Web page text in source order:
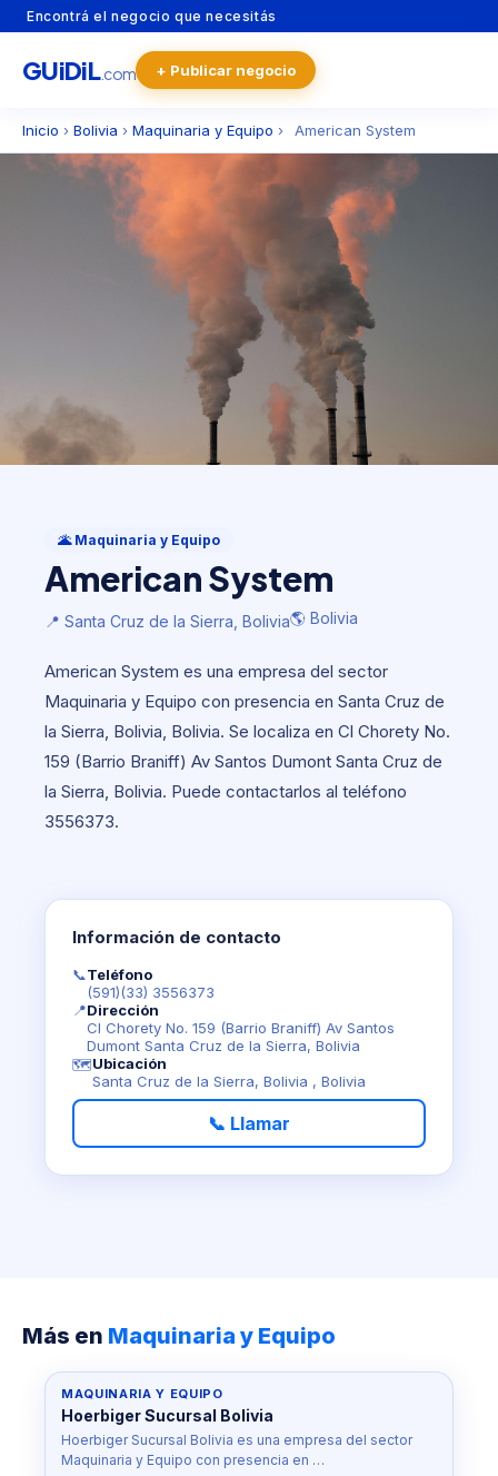
Encontrá el negocio que necesitás
GUiDiL.com + Publicar negocio
Inicio › Bolivia › Maquinaria y Equipo › American System
American System
📍 Santa Cruz de la Sierra, Bolivia🌎 Bolivia
🌋 Maquinaria y Equipo
American System
📍 Santa Cruz de la Sierra, Bolivia🌎 Bolivia
American System es una empresa del sector
Maquinaria y Equipo con presencia en Santa Cruz de
la Sierra, Bolivia, Bolivia. Se localiza en Cl Chorety No.
159 (Barrio Braniff) Av Santos Dumont Santa Cruz de
la Sierra, Bolivia. Puede contactarlos al teléfono
3556373.
Información de contacto
📞Teléfono
(591)(33) 3556373
📍Dirección
Cl Chorety No. 159 (Barrio Braniff) Av Santos
Dumont Santa Cruz de la Sierra, Bolivia
🗺️Ubicación
Santa Cruz de la Sierra, Bolivia , Bolivia
📞 Llamar
Más en Maquinaria y Equipo
MAQUINARIA Y EQUIPO
Hoerbiger Sucursal Bolivia
Hoerbiger Sucursal Bolivia es una empresa del sector
Maquinaria y Equipo con presencia en …